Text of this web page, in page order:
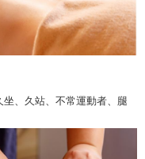
、久站、不常運動者​​​​​、腿